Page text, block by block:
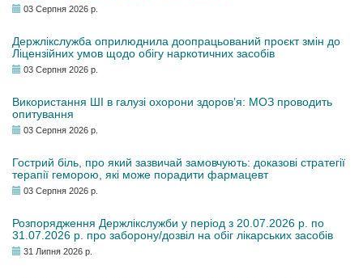
03 Серпня 2026 р.
Держлікслужба оприлюднила доопрацьований проєкт змін до
Ліцензійних умов щодо обігу наркотичних засобів
03 Серпня 2026 р.
Використання ШІ в галузі охорони здоров’я: МОЗ проводить
опитування
03 Серпня 2026 р.
Гострий біль, про який зазвичай замовчують: доказові стратегії
терапії геморою, які може порадити фармацевт
03 Серпня 2026 р.
Розпорядження Держлікслужби у період з 20.07.2026 р. по
31.07.2026 р. про заборону/дозвіл на обіг лікарських засобів
31 Липня 2026 р.